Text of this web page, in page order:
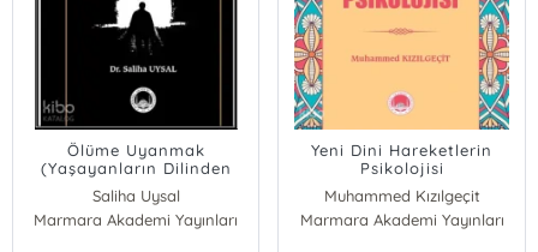
Ölüme Uyanmak
(Yaşayanların Dilinden
Ölüm Eşiği Deneyimleri)
Saliha Uysal
Marmara Akademi Yayınları
Yeni Dini Hareketlerin
Psikolojisi
Muhammed Kızılgeçit
Marmara Akademi Yayınları